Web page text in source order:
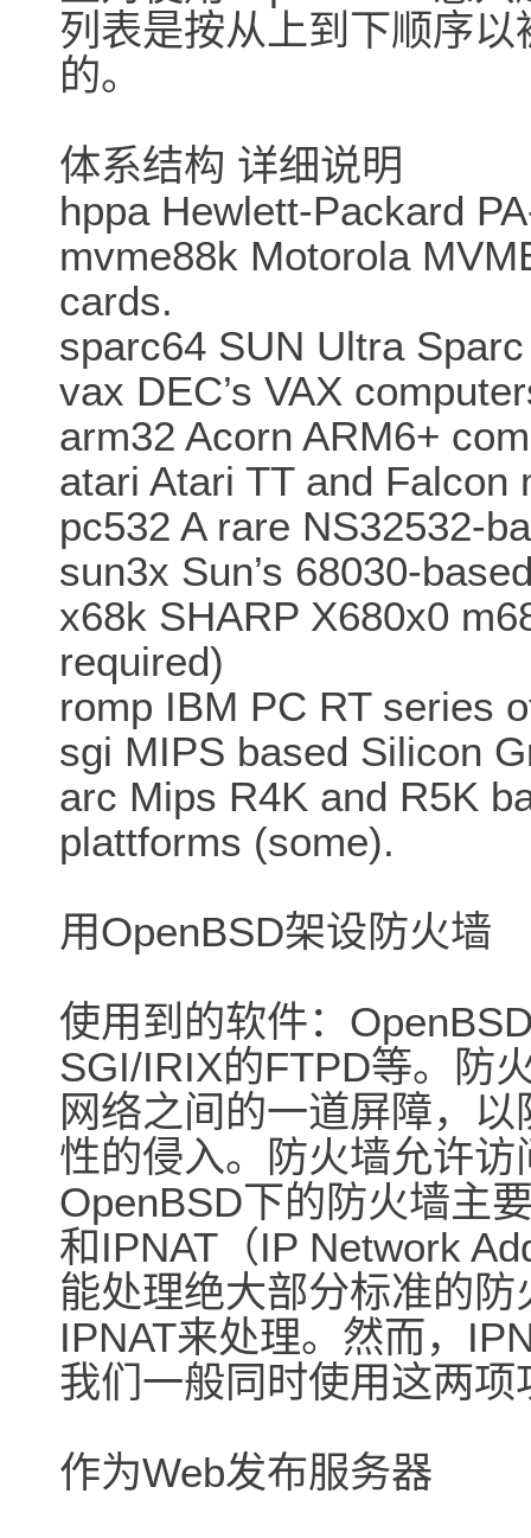
列表是按从上到下顺序
的。
体系结构 详细说明
hppa Hewlett-Packard
mvme88k Motorola
cards.
sparc64 SUN Ultra
vax DEC’s VAX
arm32 Acorn ARM6+
atari Atari TT and Falcon
pc532 A rare NS32532-
sun3x Sun’s 68030-
x68k SHARP X680x0
required)
romp IBM PC RT series
sgi MIPS based Silicon
arc Mips R4K and R5K
plattforms (some).
用OpenBSD架设防火墙
使用到的软件：
SGI/IRIX的FTPD等。防
网络之间的一道屏障，
性的侵入。防火墙允许
OpenBSD下的防火墙主
和IPNAT（IP Network
能处理绝大部分标准的
IPNAT来处理。然而，
我们一般同时使用这两项
作为Web发布服务器